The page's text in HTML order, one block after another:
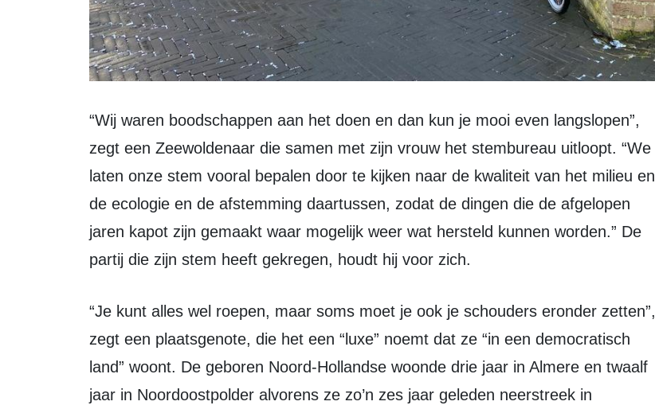
“Wij waren boodschappen aan het doen en dan kun je mooi even langslopen”,
zegt een Zeewoldenaar die samen met zijn vrouw het stembureau uitloopt. “We
laten onze stem vooral bepalen door te kijken naar de kwaliteit van het milieu en
de ecologie en de afstemming daartussen, zodat de dingen die de afgelopen
jaren kapot zijn gemaakt waar mogelijk weer wat hersteld kunnen worden.” De
partij die zijn stem heeft gekregen, houdt hij voor zich.
“Je kunt alles wel roepen, maar soms moet je ook je schouders eronder zetten”,
zegt een plaatsgenote, die het een “luxe” noemt dat ze “in een democratisch
land” woont. De geboren Noord-Hollandse woonde drie jaar in Almere en twaalf
jaar in Noordoostpolder alvorens ze zo’n zes jaar geleden neerstreek in